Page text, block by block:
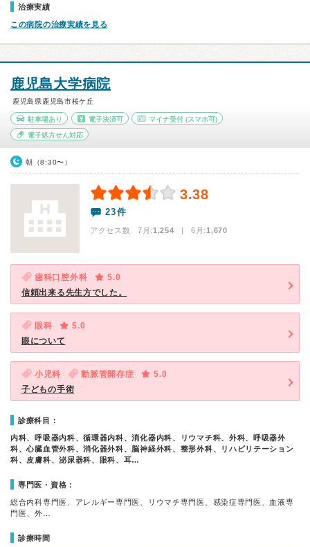
治療実績
この病院の治療実績を見る
鹿児島大学病院
鹿児島県鹿児島市桜ケ丘
駐車場あり 電子決済可 マイナ受付 (スマホ可)
電子処方せん対応
朝（8:30〜）
3.38
23件
アクセス数 7月:1,254 | 6月:1,670
歯科口腔外科
5.0
信頼出来る先生方でした。
眼科
5.0
眼について
小児科 動脈管開存症
5.0
子どもの手術
診療科目：
内科、呼吸器内科、循環器内科、消化器内科、リウマチ科、外科、呼吸器外
科、心臓血管外科、消化器外科、脳神経外科、整形外科、リハビリテーション
科、皮膚科、泌尿器科、眼科、耳…
専門医・資格：
総合内科専門医、アレルギー専門医、リウマチ専門医、感染症専門医、血液専
門医、外…
診療時間